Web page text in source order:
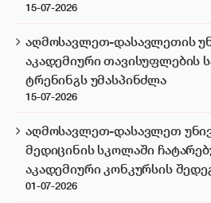
15-07-2026
აღმოსავლეთ-დასავლეთის
აკადემიური თავისუფლების
ტრენინგს უმასპინძლა
15-07-2026
აღმოსავლეთ-დასავლეთ
მედიცინის სკოლაში
აკადემიური კონკურსის
01-07-2026